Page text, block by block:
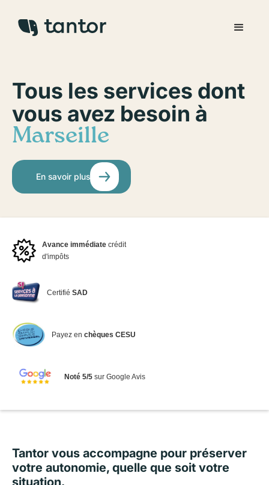
Tous les services dont
vous avez besoin à
Marseille
En savoir plus
Avance immédiate crédit
d'impôts
CertifiéSAD
Payez en chèques CESU
Noté 5/5sur Google Avis
Tantor vous accompagne pour préserver
votre autonomie, quelle que soit votre
situation.